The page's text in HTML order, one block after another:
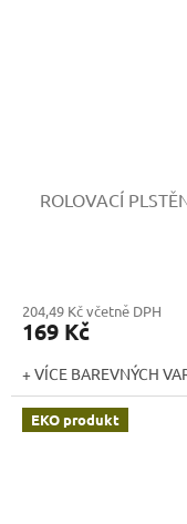
ROLOVACÍ
204,49 Kč včetně DPH
169 Kč
+ VÍCE BAREVNÝCH
EKO produkt